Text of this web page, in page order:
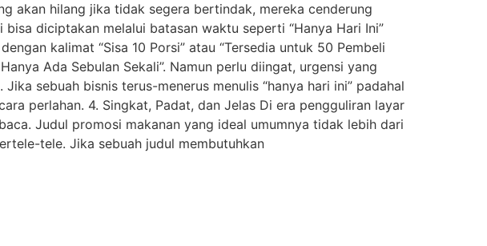
akan hilang jika tidak segera bertindak, mereka cenderung
diciptakan melalui batasan waktu seperti “Hanya Hari Ini”
kalimat “Sisa 10 Porsi” atau “Tersedia untuk 50 Pembeli
Ada Sebulan Sekali”. Namun perlu diingat, urgensi yang
sebuah bisnis terus-menerus menulis “hanya hari ini” padahal
perlahan. 4. Singkat, Padat, dan Jelas Di era pengguliran layar
Judul promosi makanan yang ideal umumnya tidak lebih dari
tele. Jika sebuah judul membutuhkan